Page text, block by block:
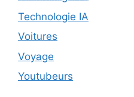
Technologie IA
Voitures
Voyage
Youtubeurs